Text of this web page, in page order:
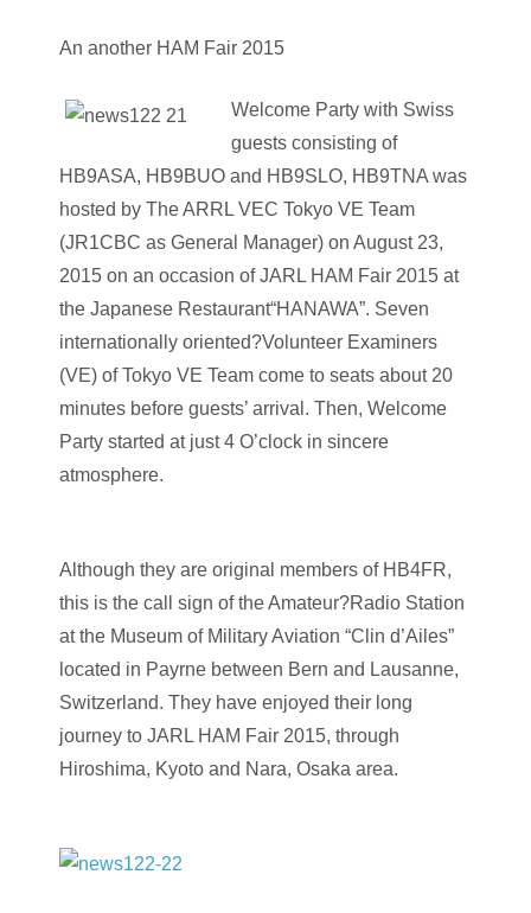
An another HAM Fair 2015
Welcome Party with Swiss
guests consisting of
HB9ASA, HB9BUO and HB9SLO, HB9TNA was
hosted by The ARRL VEC Tokyo VE Team
(JR1CBC as General Manager) on August 23,
2015 on an occasion of JARL HAM Fair 2015 at
the Japanese Restaurant“HANAWA”. Seven
internationally oriented?Volunteer Examiners
(VE) of Tokyo VE Team come to seats about 20
minutes before guests’ arrival. Then, Welcome
Party started at just 4 O’clock in sincere
atmosphere.
Although they are original members of HB4FR,
this is the call sign of the Amateur?Radio Station
at the Museum of Military Aviation “Clin d’Ailes”
located in Payrne between Bern and Lausanne,
Switzerland. They have enjoyed their long
journey to JARL HAM Fair 2015, through
Hiroshima, Kyoto and Nara, Osaka area.